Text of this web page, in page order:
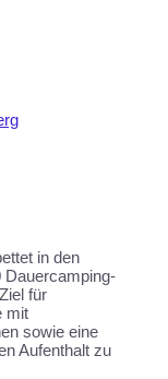
in den
Dauercamping-
für
mit
sowie eine
Aufenthalt zu